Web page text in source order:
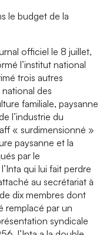
le budget de la
officiel le 8 juillet,
l’institut national
trois autres
des
familiale, paysanne
l’industrie du
« surdimensionné »
paysanne et la
par le
qui lui fait perdre
au secrétariat à
dix membres dont
remplacé par un
syndicale